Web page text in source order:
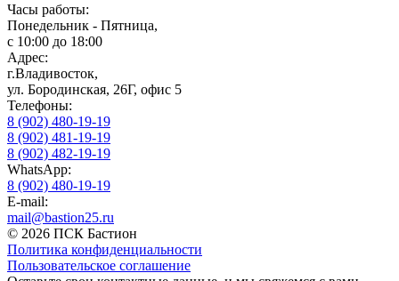
Часы работы:
Понедельник - Пятница,
с 10:00 до 18:00
Адрес:
г.Владивосток,
ул. Бородинская, 26Г, офис 5
Телефоны:
8 (902) 480-19-19
8 (902) 481-19-19
8 (902) 482-19-19
WhatsApp:
8 (902) 480-19-19
E-mail:
mail@bastion25.ru
© 2026 ПСК Бастион
Политика конфиденциальности
Пользовательское соглашение